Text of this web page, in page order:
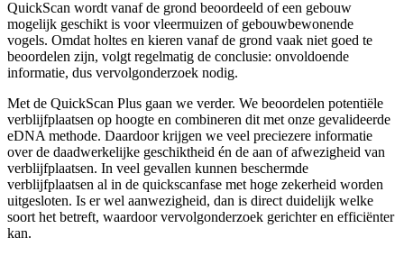
QuickScan wordt vanaf de grond beoordeeld of een gebouw
mogelijk geschikt is voor vleermuizen of gebouwbewonende
vogels. Omdat holtes en kieren vanaf de grond vaak niet goed te
beoordelen zijn, volgt regelmatig de conclusie: onvoldoende
informatie, dus vervolgonderzoek nodig.
Met de QuickScan Plus gaan we verder. We beoordelen potentiële
verblijfplaatsen op hoogte en combineren dit met onze gevalideerde
eDNA methode. Daardoor krijgen we veel preciezere informatie
over de daadwerkelijke geschiktheid én de aan of afwezigheid van
verblijfplaatsen. In veel gevallen kunnen beschermde
verblijfplaatsen al in de quickscanfase met hoge zekerheid worden
uitgesloten. Is er wel aanwezigheid, dan is direct duidelijk welke
soort het betreft, waardoor vervolgonderzoek gerichter en efficiënter
kan.